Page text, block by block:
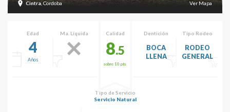
Cintra, Cordoba Ver Mapa
Edad
4
Años
Ma. Líquida Calidad
8.5
sobre 10 pts
Dentición
BOCA
LLENA
Tipo Rodeo
RODEO
GENERAL
Tipo de Servicio
Servicio Natural